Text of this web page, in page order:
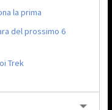
la prima
del prossimo 6
Trek